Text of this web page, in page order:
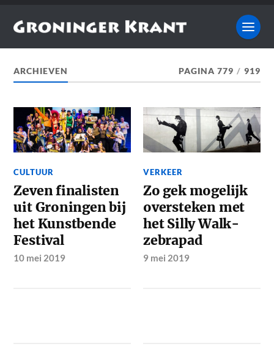
ARCHIEVEN PAGINA 779 / 919
CULTUUR
Zeven finalisten
uit Groningen bij
het Kunstbende
Festival
10 mei 2019
VERKEER
Zo gek mogelijk
oversteken met
het Silly Walk-
zebrapad
9 mei 2019